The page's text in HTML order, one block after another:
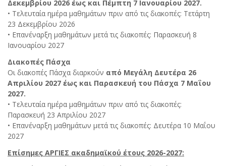
Δεκεμβρίου 2026 έως και Πέμπτη 7 Ιανουαρίου 2027.
• Τελευταία ημέρα μαθημάτων πριν από τις διακοπές: Τετάρτη
23 Δεκεμβρίου 2026
• Επανέναρξη μαθημάτων μετά τις διακοπές: Παρασκευή 8
Ιανουαρίου 2027
Διακοπές Πάσχα
Οι διακοπές Πάσχα διαρκούν από Μεγάλη Δευτέρα 26
Απριλίου 2027 έως και Παρασκευή του Πάσχα 7 Μαΐου
2027.
• Τελευταία ημέρα μαθημάτων πριν από τις διακοπές:
Παρασκευή 23 Απριλίου 2027
• Επανέναρξη μαθημάτων μετά τις διακοπές: Δευτέρα 10 Μαΐου
2027
Επίσημες ΑΡΓΙΕΣ ακαδημαϊκού έτους 2026-2027: